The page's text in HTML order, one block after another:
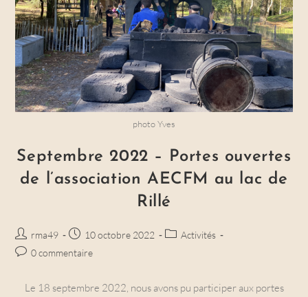
photo Yves
Septembre 2022 – Portes ouvertes
de l’association AECFM au lac de
Rillé
Auteur/autrice
de
rma49
Post
published:
10 octobre 2022
PostActivités
Post0 commentaire
Le 18 septembre 2022, nous avons pu participer aux portes